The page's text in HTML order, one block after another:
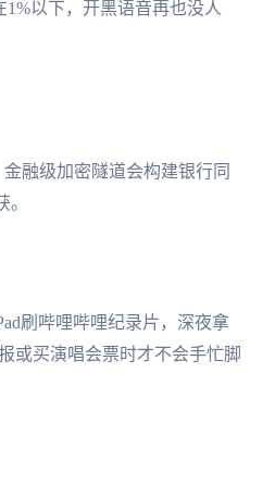
1%以下，开黑语音再也没人
融级加密隧道会构建银行同
刷哔哩哔哩纪录片，深夜拿
或买演唱会票时才不会手忙脚